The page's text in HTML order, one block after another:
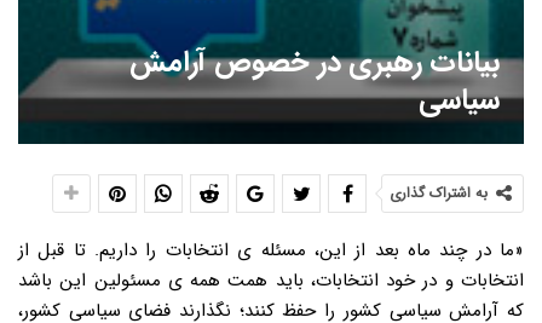
بیانات رهبری در خصوص آرامش
سیاسی
به اشتراک گذاری
«ما در چند ماه بعد از این، مسئله ی انتخابات را داریم. تا قبل از
انتخابات و در خود انتخابات، باید همت همه ی مسئولین این باشد
که آرامش سیاسی کشور را حفظ کنند؛ نگذارند فضای سیاسی کشور،